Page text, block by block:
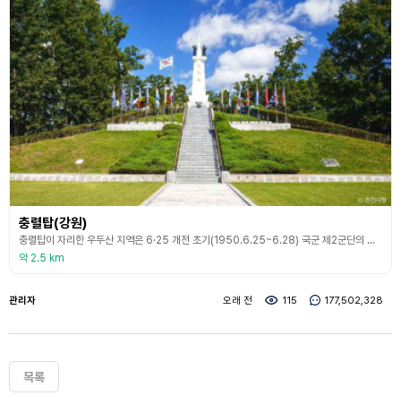
충렬탑(강원)
충렬탑이 자리한 우두산 지역은 6·25 개전 초기(1950.6.25~6.28) 국군 제2군단의 창설 모체부대였던 제6사단 장병들이 애국적인 춘천시민과 한 덩어리가 되어 인해전술의 파상공격을 자행해 온 북한군 제2군단 예하 제2사단, 제7사단의 주력을 섬멸함으로써 한국전쟁 초기 전선에서 유일하게 승전보를 올렸던 유서 깊은 곳이다. 당시 북한군이 춘천 및 우두산 전투에서 대패함으로써 속전속결의 남침계획에 결정적 타격을 주었고, 적 제2군단장이 전격 해임되는
약 2.5 km
관리자 오래 전 115 177,502,328
목록